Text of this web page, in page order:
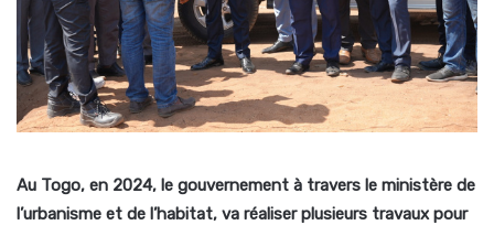
Au Togo, en 2024, le gouvernement à travers le ministère de
l’urbanisme et de l’habitat, va réaliser plusieurs travaux pour